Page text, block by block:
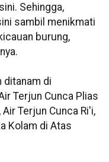
Sehingga,
sambil menikmati
burung,
ditanam di
Terjun Cunca Plias
Terjun Cunca Ri'i,
Kolam di Atas